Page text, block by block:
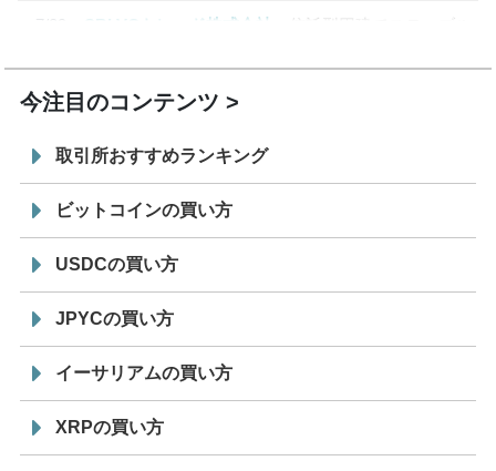
7/29
SBI VCトレード株式会社
信託型円建てステーブル
今注目のコンテンツ
取引所おすすめランキング
ビットコインの買い方
USDCの買い方
JPYCの買い方
イーサリアムの買い方
XRPの買い方